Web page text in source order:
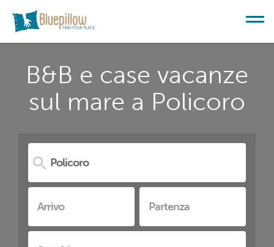
B&B e case vacanze
sul mare a Policoro